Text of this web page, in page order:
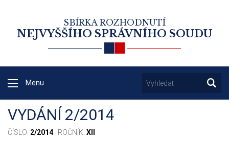
SBÍRKA ROZHODNUTÍ
NEJVYŠŠÍHO SPRÁVNÍHO SOUDU
Menu
VYDÁNÍ 2/2014
ČÍSLO: 2/2014· ROČNÍK: XII